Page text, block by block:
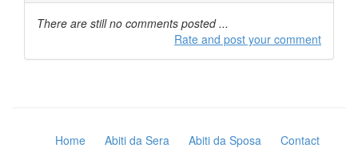
There are still no comments posted ...
Rate and post your comment
Home Abiti da Sera Abiti da Sposa Contact